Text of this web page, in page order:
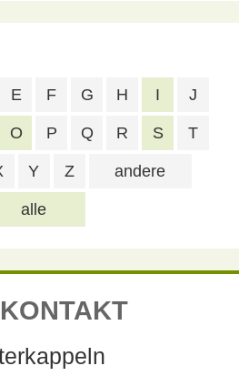
alle
E F G H I J
O P Q R S T
Y Z andere